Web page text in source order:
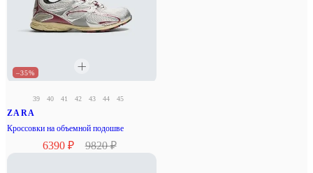
–35%
39 40 41 42 43 44 45
ZARA
Кроссовки на объемной подошве
6390 ₽ 9820 ₽